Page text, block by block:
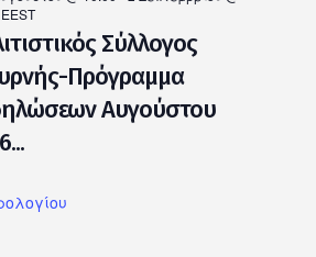
EEST
Σύλλογος
Πρόγραμμα
Αυγούστου